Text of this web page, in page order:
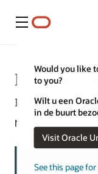
Menu
Would you like
to you?
Wilt u een
in de buurt
Visit Oracle
See this page
Een
maken
Natalie Gagliordi |